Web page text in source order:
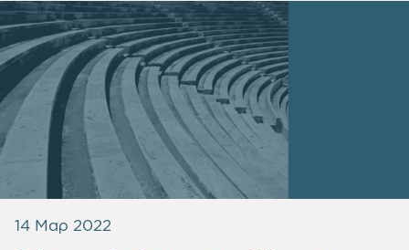
14 Μαρ 2022